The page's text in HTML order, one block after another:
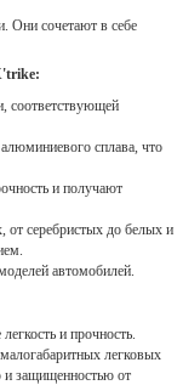
Они сочетают в себе
соответствующей
сплава, что
и получают
от серебристых до белых и
автомобилей.
и прочность.
легковых
и защищенностью от